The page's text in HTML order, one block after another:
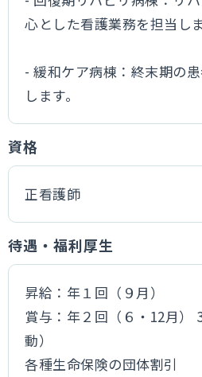
心とした看護業務を担当しま
- 緩和ケア病棟：終末期の
します。
資格
正看護師
待遇・福利厚生
昇給：年１回（９月）
賞与：年２回（６・12月）
動）
各種生命保険の団体割引